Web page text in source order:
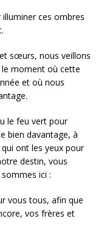
ces ombres
sœurs, nous veillons
moment où cette
et où nous
le feu vert pour
bien davantage, à
ont les yeux pour
destin, vous
ici :
vous tous, afin que
vos frères et